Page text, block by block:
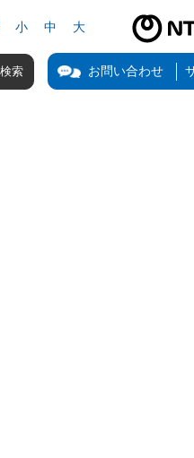
小 中 大
NTT東日本公
お問い合わせ